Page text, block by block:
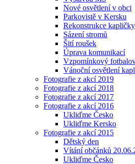
Nové osvětlení v obci
Parkovistě v Kersku
Rekonstrukce kapličky
Sázení stromů
Šití roušek
Úprava komunikací
Vzpomínkový
Vánoční osvětlení
Fotografie z akcí 2019
Fotografie z akcí 2018
Fotografie z akcí 2017
Fotografie z akcí 2016
Ukliďme Česko
Ukliďme Kersko
Fotografie z akcí 2015
Dětský den
Vítání občánků
Ukliďme Česko